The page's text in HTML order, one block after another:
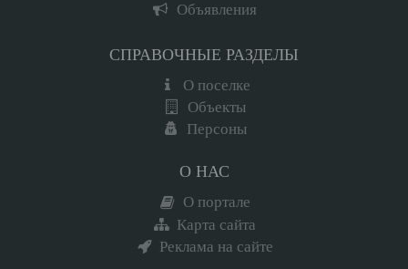
Объявления
СПРАВОЧНЫЕ РАЗДЕЛЫ
О поселке
Объекты
Персоны
О НАС
О портале
Карта сайта
Реклама на сайте